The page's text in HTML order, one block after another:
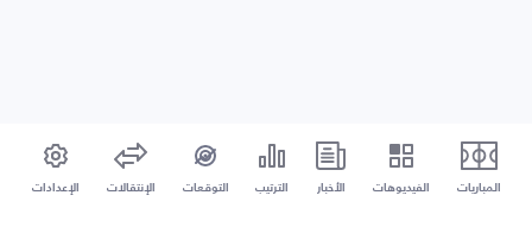
المباريات الفيديوهات الأخبار الترتيب التوقعات الإنتقالات الإعدادات